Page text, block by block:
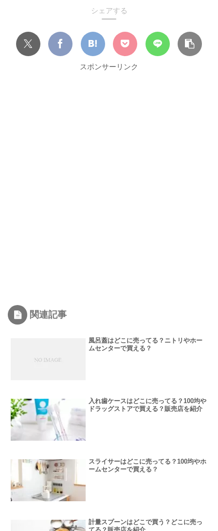
シェアする
スポンサーリンク
関連記事
風呂蓋はどこに売ってる？ニトリやホー
ムセンターで買える？
入れ歯ケースはどこに売ってる？100均や
ドラッグストアで買える？販売店を紹介
スライサーはどこに売ってる？100均やホ
ームセンターで買える？
計量スプーンはどこで買う？どこに売っ